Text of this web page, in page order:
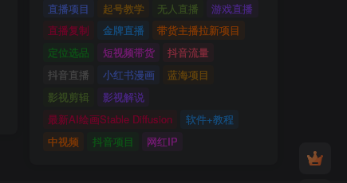
直播项目 起号教学 无人直播
游戏直播
直播复制
金牌直播
带货主播拉新项目
定位选品
短视频带货
抖音流量
抖音直播
小红书漫画
蓝海项目
影视剪辑
影视解说
最新AI绘画Stable Diffusion
软件+教程
中视频
抖音项目 网红IP